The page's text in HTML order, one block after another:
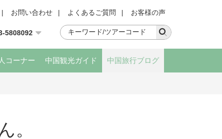
| お問い合わせ | よくあるご質問 | お客様の声
5808092
コーナー 中国観光ガイド 中国旅行ブログ
。